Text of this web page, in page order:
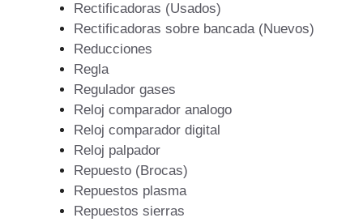
Rectificadoras (Usados)
Rectificadoras sobre bancada (Nuevos)
Reducciones
Regla
Regulador gases
Reloj comparador analogo
Reloj comparador digital
Reloj palpador
Repuesto (Brocas)
Repuestos plasma
Repuestos sierras